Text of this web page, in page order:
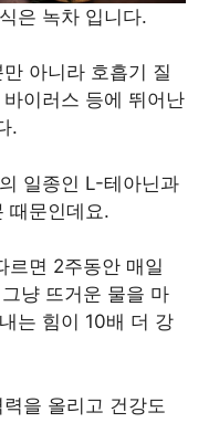
은 녹차 입니다.
아니라 호흡기 질
이러스 등에 뛰어난
.
일종인 L-테아닌과
때문인데요.
르면 2주동안 매일
냥 뜨거운 물을 마
는 힘이 10배 더 강
을 올리고 건강도